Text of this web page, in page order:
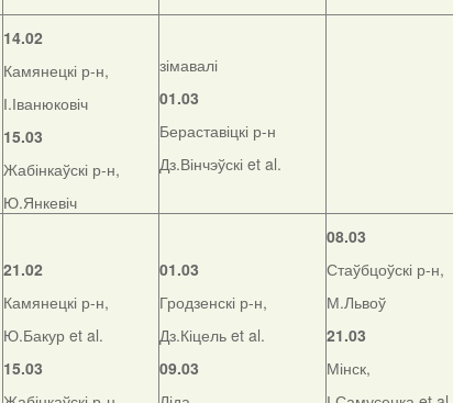
14.02
Камянецкі р-н,
І.Іванюковіч
15.03
Жабінкаўскі р-н,
Ю.Янкевіч
зімавалі
01.03
Бераставіцкі р-н
Дз.Вінчэўскі et al.
21.02
Камянецкі р-н,
Ю.Бакур et al.
15.03
01.03
Гродзенскі р-н,
Дз.Кіцель et al.
09.03
08.03
Стаўбцоўскі р-н,
М.Львоў
21.03
Мінск,